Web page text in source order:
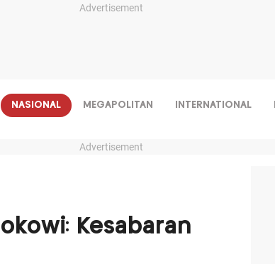
Advertisement
NASIONAL MEGAPOLITAN INTERNATIONAL
Advertisement
Kesabaran